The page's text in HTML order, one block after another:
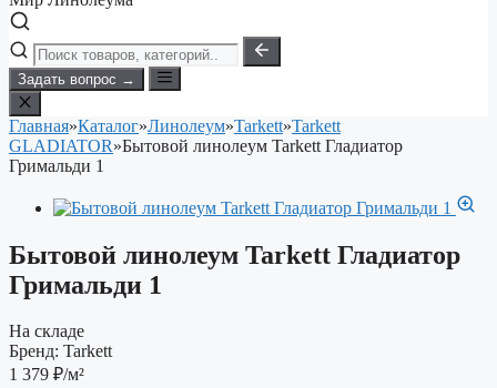
Задать вопрос →
Главная»Каталог»Линолеум»Tarkett»Tarkett
GLADIATOR»Бытовой линолеум Tarkett Гладиатор
Гримальди 1
Бытовой линолеум Tarkett Гладиатор
Гримальди 1
На складе
Бренд: Tarkett
1 379 ₽/м²